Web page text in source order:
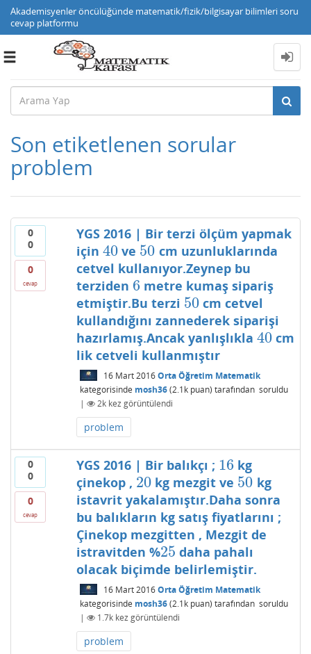
Akademisyenler öncülüğünde matematik/fizik/bilgisayar bilimleri soru
cevap platformu
Toggle
Son etiketlenen sorular
problem
0
0
0
cevap
YGS 2016 | Bir terzi ölçüm yapmak
için 40
40 ve 50
50 cm uzunluklarında
cetvel kullanıyor.Zeynep bu
terziden 6
6metre kumaş sipariş
etmiştir.Bu terzi 50
50 cm cetvel
kullandığını zannederek siparişi
hazırlamış.Ancak yanlışlıkla 40
40 cm
lik cetveli kullanmıştır
16 Mart 2016 Orta Öğretim Matematik
kategorisinde mosh36 (2.1kpuan) tarafından soruldu
|
2kkez görüntülendi
problem
0
0
0
cevap
YGS 2016 | Bir balıkçı ; 16
16 kg
çinekop , 20
20 kg mezgit ve 50
50 kg
istavrit yakalamıştır.Daha sonra
bu balıkların kg satış fiyatlarını ;
Çinekop mezgitten , Mezgit de
istravitden %25
25 daha pahalı
olacak biçimde belirlemiştir.
16 Mart 2016 Orta Öğretim Matematik
kategorisinde mosh36 (2.1kpuan) tarafından soruldu
|
1.7kkez görüntülendi
problem